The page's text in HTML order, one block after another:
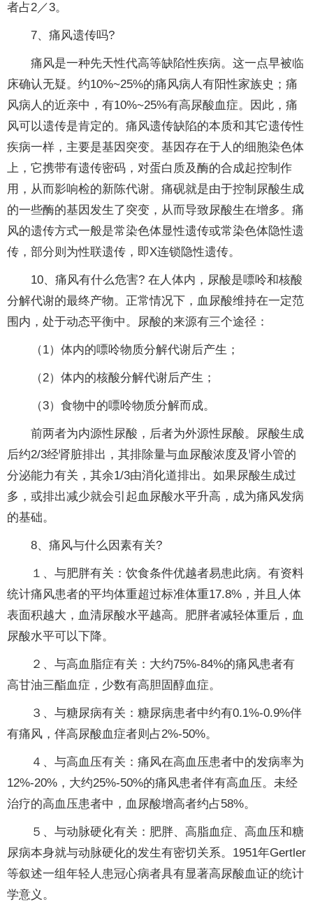
者占2／3。
7、痛风遗传吗?
痛风是一种先天性代高等缺陷性疾病。这一点早被临
床确认无疑。约10%~25%的痛风病人有阳性家族史；痛
风病人的近亲中，有10%~25%有高尿酸血症。因此，痛
风可以遗传是肯定的。痛风遗传缺陷的本质和其它遗传性
疾病一样，主要是基因突变。基因存在于人的细胞染色体
上，它携带有遗传密码，对蛋白质及酶的合成起控制作
用，从而影响检的新陈代谢。痛砚就是由于控制尿酸生成
的一些酶的基因发生了突变，从而导致尿酸生在增多。痛
风的遗传方式一般是常染色体显性遗传或常染色体隐性遗
传，部分则为性联遗传，即X连锁隐性遗传。
10、痛风有什么危害? 在人体内，尿酸是嘌呤和核酸
分解代谢的最终产物。正常情况下，血尿酸维持在一定范
围内，处于动态平衡中。尿酸的来源有三个途径：
（1）体内的嘌呤物质分解代谢后产生；
（2）体内的核酸分解代谢后产生；
（3）食物中的嘌呤物质分解而成。
前两者为内源性尿酸，后者为外源性尿酸。尿酸生成
后约2/3经肾脏排出，其排除量与血尿酸浓度及肾小管的
分泌能力有关，其余1/3由消化道排出。如果尿酸生成过
多，或排出减少就会引起血尿酸水平升高，成为痛风发病
的基础。
8、痛风与什么因素有关?
１、与肥胖有关：饮食条件优越者易患此病。有资料
统计痛风患者的平均体重超过标准体重17.8%，并且人体
表面积越大，血清尿酸水平越高。肥胖者减轻体重后，血
尿酸水平可以下降。
２、与高血脂症有关：大约75%-84%的痛风患者有
高甘油三酯血症，少数有高胆固醇血症。
３、与糖尿病有关：糖尿病患者中约有0.1%-0.9%伴
有痛风，伴高尿酸血症者则占2%-50%。
４、与高血压有关：痛风在高血压患者中的发病率为
12%-20%，大约25%-50%的痛风患者伴有高血压。未经
治疗的高血压患者中，血尿酸增高者约占58%。
５、与动脉硬化有关：肥胖、高脂血症、高血压和糖
尿病本身就与动脉硬化的发生有密切关系。1951年Gertler
等叙述一组年轻人患冠心病者具有显著高尿酸血证的统计
学意义。